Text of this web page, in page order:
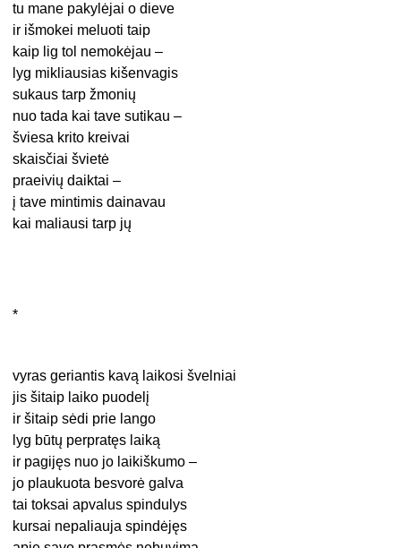
tu mane pakylėjai o dieve
ir išmokei meluoti taip
kaip lig tol nemokėjau –
lyg mikliausias kišenvagis
sukaus tarp žmonių
nuo tada kai tave sutikau –
šviesa krito kreivai
skaisčiai švietė
praeivių daiktai –
į tave mintimis dainavau
kai maliausi tarp jų
*
vyras geriantis kavą laikosi švelniai
jis šitaip laiko puodelį
ir šitaip sėdi prie lango
lyg būtų perpratęs laiką
ir pagijęs nuo jo laikiškumo –
jo plaukuota besvorė galva
tai toksai apvalus spindulys
kursai nepaliauja spindėjęs